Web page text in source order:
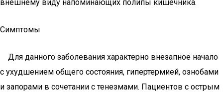
внешнему виду напоминающих полипы кишечника.
Симптомы
Для данного заболевания характерно внезапное начало
с ухудшением общего состояния, гипертермией, ознобами
и запорами в сочетании с тенезмами. Пациентов с острым